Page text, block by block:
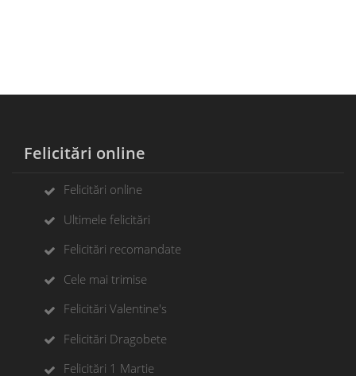
Felicitări online
Felicitări online
Ultimele felicitări
Felicitări recomandate
Cele mai trimise
Felicitări Valentine's
Felicitări Dragobete
Felicitări 1 Martie